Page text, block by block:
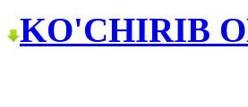
KO'CHIRIB